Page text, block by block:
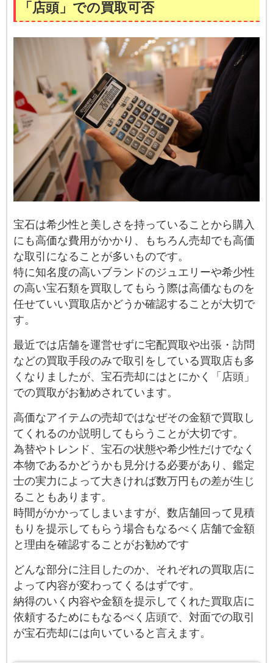
「店頭」での買取可否
宝石は希少性と美しさを持っていることから購入
にも高価な費用がかかり、もちろん売却でも高価
な取引になることが多いものです。
特に知名度の高いブランドのジュエリーや希少性
の高い宝石類を買取してもらう際は高価なものを
任せていい買取店かどうか確認することが大切で
す。
最近では店舗を運営せずに宅配買取や出張・訪問
などの買取手段のみで取引をしている買取店も多
くなりましたが、宝石売却にはとにかく「店頭」
での買取がお勧めされています。
高価なアイテムの売却ではなぜその金額で買取し
てくれるのか説明してもらうことが大切です。
為替やトレンド、宝石の状態や希少性だけでなく
本物であるかどうかも見分ける必要があり、鑑定
士の実力によって大きければ数万円もの差が生じ
ることもあります。
時間がかかってしまいますが、数店舗回って見積
もりを提示してもらう場合もなるべく店舗で金額
と理由を確認することがお勧めです
どんな部分に注目したのか、それぞれの買取店に
よって内容が変わってくるはずです。
納得のいく内容や金額を提示してくれた買取店に
依頼するためにもなるべく店頭で、対面での取引
が宝石売却には向いていると言えます。